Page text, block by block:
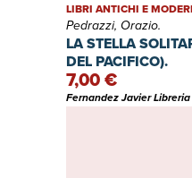
LA STELLA
DEL PACIFICO).
LIBRI ANTICHI E
Pedrazzi, Orazio.
7,00 €
Fernandez Javier